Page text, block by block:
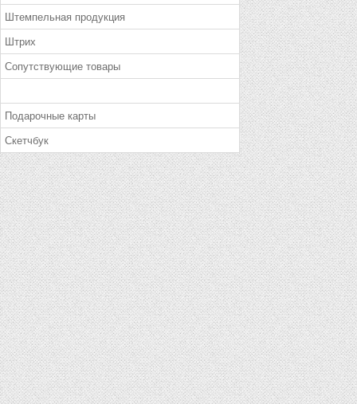
Штемпельная продукция
Штрих
Сопутствующие товары
Подарочные карты
Скетчбук